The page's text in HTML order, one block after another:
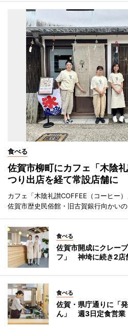
食べる
佐賀市柳町にカフェ「木陰
つり出店を経て常設店舗に
カフェ「木陰礼讃COFFEE（コーヒー
佐賀市歴史民俗館・旧古賀銀行向かい
食べる
佐賀市開成にクレー
フ」 神埼に続き2店
食べる
佐賀・県庁通りに「
ん」 週3日定食営業